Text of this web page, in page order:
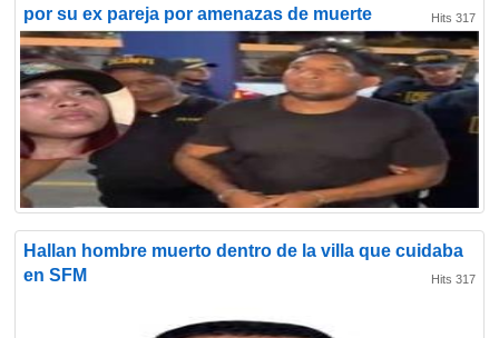
por su ex pareja por amenazas de muerte
Hits 317
Hallan hombre muerto dentro de la villa que cuidaba
en SFM
Hits 317